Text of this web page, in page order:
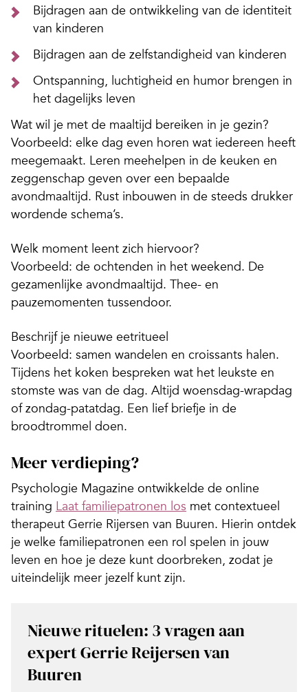
Bijdragen aan de ontwikkeling van de identiteit
van kinderen
Bijdragen aan de zelfstandigheid van kinderen
Ontspanning, luchtigheid en humor brengen in
het dagelijks leven
Wat wil je met de maaltijd bereiken in je gezin?
Voorbeeld: elke dag even horen wat iedereen heeft
meegemaakt. Leren meehelpen in de keuken en
zeggenschap geven over een bepaalde
avondmaaltijd. Rust inbouwen in de steeds drukker
wordende schema’s.
Welk moment leent zich hiervoor?
Voorbeeld: de ochtenden in het weekend. De
gezamenlijke avondmaaltijd. Thee- en
pauzemomenten tussendoor.
Beschrijf je nieuwe eetritueel
Voorbeeld: samen wandelen en croissants halen.
Tijdens het koken bespreken wat het leukste en
stomste was van de dag. Altijd woensdag-wrapdag
of zondag-patatdag. Een lief briefje in de
broodtrommel doen.
Meer verdieping?
Psychologie Magazine ontwikkelde de online
training Laat familiepatronen los met contextueel
therapeut Gerrie Rijersen van Buuren. Hierin ontdek
je welke familiepatronen een rol spelen in jouw
leven en hoe je deze kunt doorbreken, zodat je
uiteindelijk meer jezelf kunt zijn.
Nieuwe rituelen: 3 vragen aan
expert Gerrie Reijersen van
Buuren